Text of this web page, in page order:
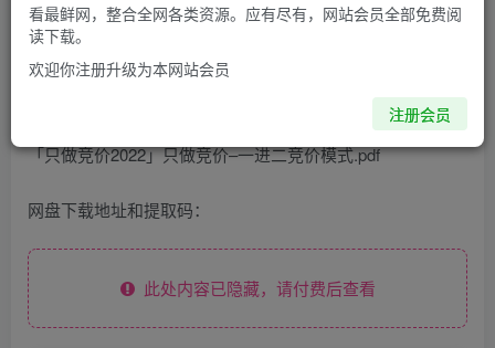
【只做竞价2022】只做竞价–一进二竞价模式资源简介：
「只做竞价2022」只做竞价–一进二竞价模式.pdf
网盘下载地址和提取码：
此处内容已隐藏，请付费后查看
看最鲜网，整合全网各类资源。应有尽有，网站会员全部免费阅
读下载。
欢迎你注册升级为本网站会员
注册会员